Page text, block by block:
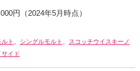
円（2024年5月時点）
ト シングルモルト
スコッチウイスキーノ
サイド